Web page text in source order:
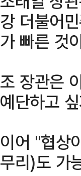
강 더불어
가 빠른 것
조 장관은
예단하고
이어 "협상
무리)도 가